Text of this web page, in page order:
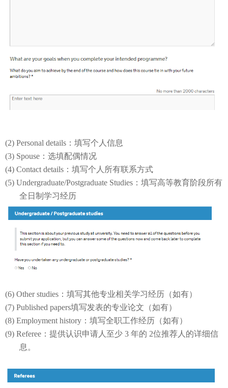
(2) Personal details：填写个人信息
(3) Spouse：选填配偶情况
(4) Contact details：填写个人所有联系方式
(5) Undergraduate/Postgraduate Studies：填写高等教育阶段所有
全日制学习经历
(6) Other studies：填写其他专业相关学习经历（如有）
(7) Published papers填写发表的专业论文（如有）
(8) Employment history：填写全职工作经历（如有）
(9) Referee：提供认识申请人 至少 3 年的 2位推荐人的详细信
息。